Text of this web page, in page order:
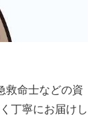
救命士などの資
丁寧にお届けし